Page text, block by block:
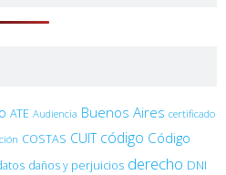
ATE Audiencia Buenos Aires certificado
COSTAS CUIT código Código
daños y perjuicios derecho DNI